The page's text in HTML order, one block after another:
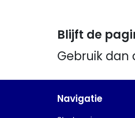
Blijft de
Gebruik dan
Navigatie